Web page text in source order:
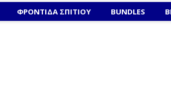
ΣΥΝΔΕΣΗ
ΦΡΟΝΤΙΔΑ ΣΠΙΤΙΟΥ BUNDLES